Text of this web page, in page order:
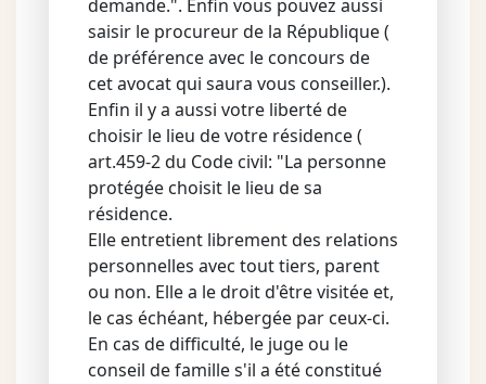
demande.". Enfin vous pouvez aussi
saisir le procureur de la République (
de préférence avec le concours de
cet avocat qui saura vous conseiller.).
Enfin il y a aussi votre liberté de
choisir le lieu de votre résidence (
art.459-2 du Code civil: "La personne
protégée choisit le lieu de sa
résidence.
Elle entretient librement des relations
personnelles avec tout tiers, parent
ou non. Elle a le droit d'être visitée et,
le cas échéant, hébergée par ceux-ci.
En cas de difficulté, le juge ou le
conseil de famille s'il a été constitué